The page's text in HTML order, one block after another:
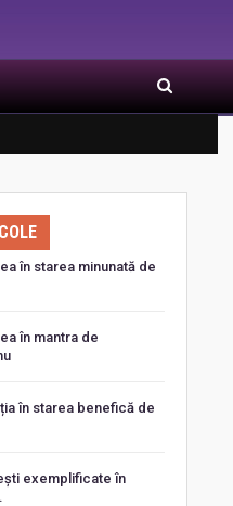
în starea minunată de
în mantra de
în starea benefică de
exemplificate în